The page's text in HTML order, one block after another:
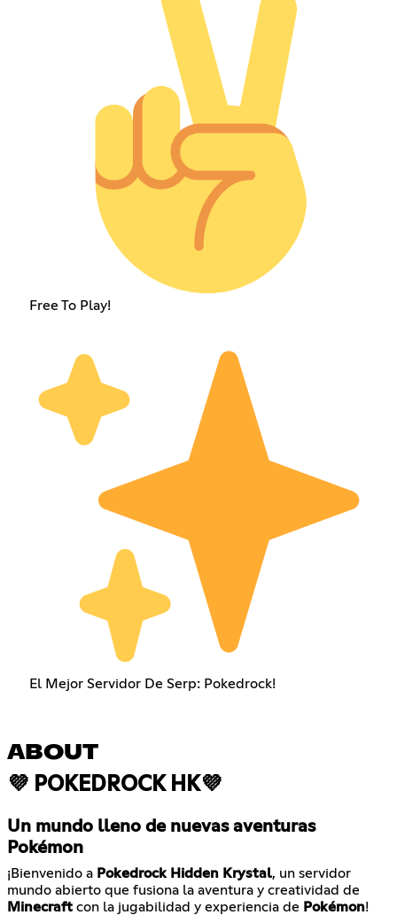
Free To Play!
El Mejor Servidor De Serp: Pokedrock!
ABOUT
💜 POKEDROCK HK💜
Un mundo lleno de nuevas aventuras
Pokémon
¡Bienvenido a Pokedrock Hidden Krystal, un servidor
mundo abierto que fusiona la aventura y creatividad de
Minecraft con la jugabilidad y experiencia de Pokémon!